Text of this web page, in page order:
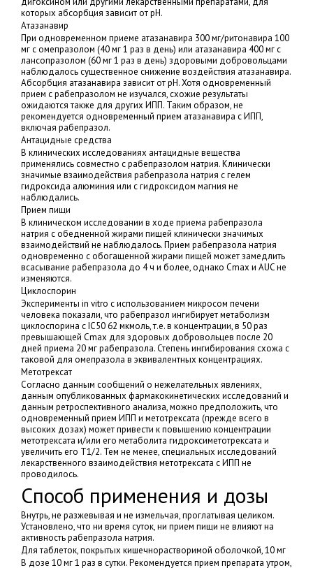
которых абсорбция зависит от pH.
Атазанавир
При одновременном приеме атазанавира 300 мг/ритонавира 100
мг с омепразолом (40 мг 1 раз в день) или атазанавира 400 мг с
лансопразолом (60 мг 1 раз в день) здоровыми добровольцами
наблюдалось существенное снижение воздействия атазанавира.
Абсорбция атазанавира зависит от pH. Хотя одновременный
прием с рабепразолом не изучался, схожие результаты
ожидаются также для других ИПП. Таким образом, не
рекомендуется одновременный прием атазанавира с ИПП,
включая рабепразол.
Антацидные средства
В клинических исследованиях антацидные вещества
применялись совместно с рабепразолом натрия. Клинически
значимые взаимодействия рабепразола натрия с гелем
гидроксида алюминия или с гидроксидом магния не
наблюдались.
Прием пищи
В клиническом исследовании в ходе приема рабепразола
натрия с обедненной жирами пищей клинически значимых
взаимодействий не наблюдалось. Прием рабепразола натрия
одновременно с обогащенной жирами пищей может замедлить
всасывание рабепразола до 4 ч и более, однако Cmax и AUC не
изменяются.
Циклоспорин
Эксперименты in vitro c использованием микросом печени
человека показали, что рабепразол ингибирует метаболизм
циклоспорина с IC50 62 мкмоль, т.е. в концентрации, в 50 раз
превышающей Cmax для здоровых добровольцев после 20
дней приема 20 мг рабепразола. Степень ингибирования схожа с
таковой для омепразола в эквивалентных концентрациях.
Метотрексат
Согласно данным сообщений о нежелательных явлениях,
данным опубликованных фармакокинетических исследований и
данным ретроспективного анализа, можно предположить, что
одновременный прием ИПП и метотрексата (прежде всего в
высоких дозах) может привести к повышению концентрации
метотрексата и/или его метаболита гидроксиметотрексата и
увеличить его T1/2. Тем не менее, специальных исследований
лекарственного взаимодействия метотрексата с ИПП не
проводилось.
Способ применения и дозы
Внутрь, не разжевывая и не измельчая, проглатывая целиком.
Установлено, что ни время суток, ни прием пищи не влияют на
активность рабепразола натрия.
Для таблеток, покрытых кишечнорастворимой оболочкой, 10 мг
В дозе 10 мг 1 раз в сутки. Рекомендуется прием препарата утром,